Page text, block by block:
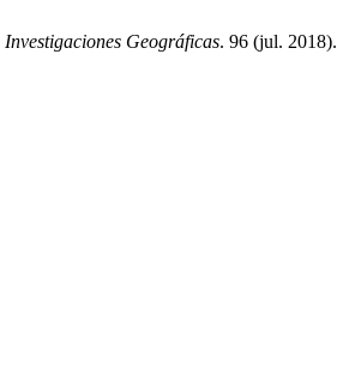
Investigaciones Geográficas. 96 (jul. 2018).